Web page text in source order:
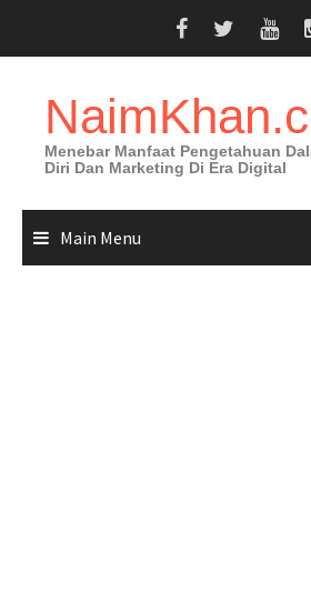
Menebar Manfaat Pengetahuan
Diri Dan Marketing Di Era Digital
Main Menu